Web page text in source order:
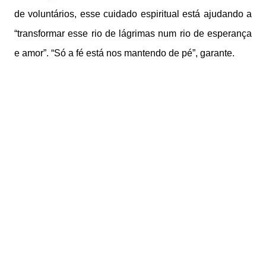
de voluntários, esse cuidado espiritual está ajudando a
“transformar esse rio de lágrimas num rio de esperança
e amor”. “Só a fé está nos mantendo de pé”, garante.